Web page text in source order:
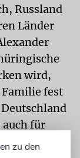
Russland
Länder
wird,
fest
für
zu den